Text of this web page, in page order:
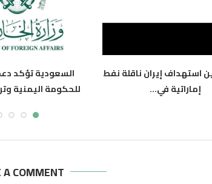
استهداف إيران ناقلة نفط
إماراتية في...
السعودية تؤكد
للحكومة اليمنية
أغسطس 8, 2026
A COMMENT